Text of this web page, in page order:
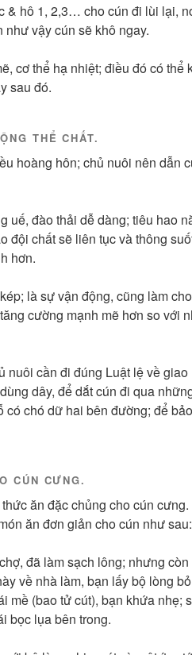
& hô 1, 2,3… cho cún đi lùi lại,
vậy cún sẽ khô ngay.
cơ thể hạ nhiệt; điều đó có thể
sau đó.
THỂ CHẤT.
hoàng hôn; chủ nuôi nên dẫn
uế, đào thải dễ dàng; tiêu hao
đội chất sẽ liên tục và thông
hơn.
là sự vận động, cũng làm
cường mạnh mẽ hơn so với
nuôi cần đi đúng Luật lệ về giao
dây, để dắt cún đi qua
có chó dữ hai bên đường; để
CÚN CƯNG.
ăn đặc chủng cho cún cưng.
ăn đơn giản cho cún như sau:
đã làm sạch lông; nhưng còn
về nhà làm, bạn lấy bộ lòng
mề (bao tử cút), bạn khứa nhẹ;
bọc lụa bên trong.